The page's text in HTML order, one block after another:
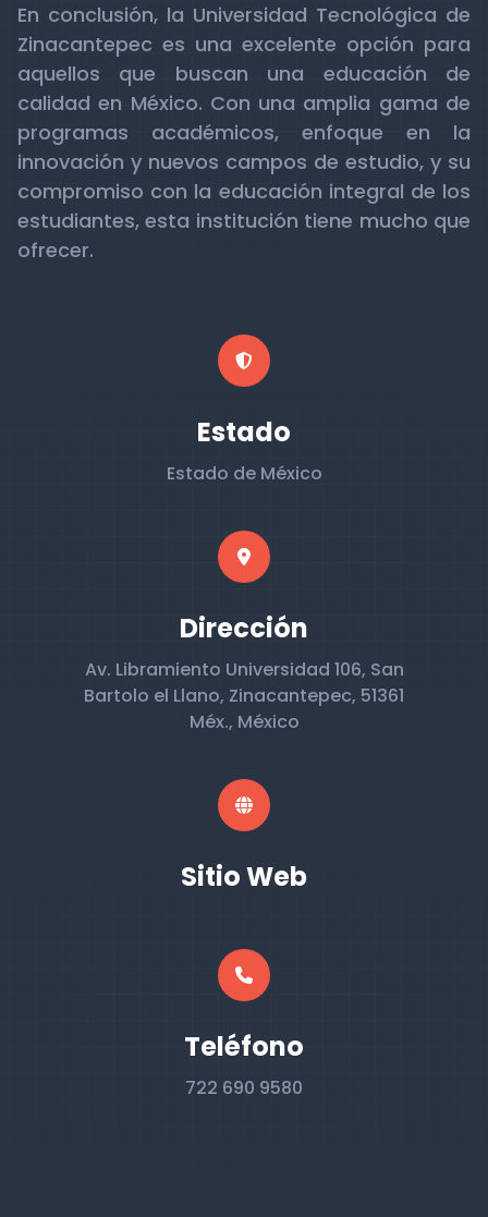
En conclusión, la Universidad Tecnológica de
Zinacantepec es una excelente opción para
aquellos que buscan una educación de
calidad en México. Con una amplia gama de
programas académicos, enfoque en la
innovación y nuevos campos de estudio, y su
compromiso con la educación integral de los
estudiantes, esta institución tiene mucho que
ofrecer.
Estado
Estado de México
Dirección
Av. Libramiento Universidad 106, San
Bartolo el Llano, Zinacantepec, 51361
Méx., México
Sitio Web
Teléfono
722 690 9580